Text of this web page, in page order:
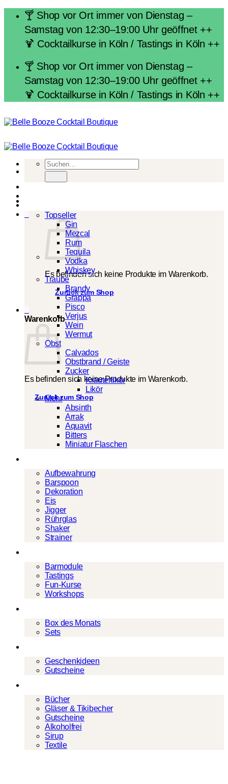
springen
🍸 Shop vor Ort immer von Dienstag –
Samstag von 12:30–19:00 Uhr geöffnet ++
🍹 Cocktailkurse in Köln / Tastings in Köln ++
🍸 Shop vor Ort immer von Dienstag –
Samstag von 12:30–19:00 Uhr geöffnet ++
🍹 Cocktailkurse in Köln / Tastings in Köln ++
Suchen
nach:
Es befinden sich keine Produkte im Warenkorb.
Zurück zum Shop
Warenkorb
Es befinden sich keine Produkte im Warenkorb.
Zurück zum Shop
Topseller
Gin
Mezcal
Rum
Tequila
Vodka
Whiskey
Traube
Brandy
Grappa
Pisco
Verjus
Wein
Wermut
Obst
Calvados
Obstbrand / Geiste
Zucker
Kräuterlikör
Likör
Mehr
Absinth
Arrak
Aquavit
Bitters
Miniatur Flaschen
Aufbewahrung
Barspoon
Dekoration
Eis
Jigger
Rührglas
Shaker
Strainer
Barmodule
Tastings
Fun-Kurse
Workshops
Box des Monats
Sets
Geschenkideen
Gutscheine
Bücher
Gläser & Tikibecher
Gutscheine
Alkoholfrei
Sirup
Textile